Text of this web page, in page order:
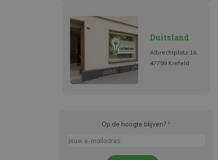
Duitsland
Albrechtplatz 16
47799 Krefeld
Op de hoogte blijven? *